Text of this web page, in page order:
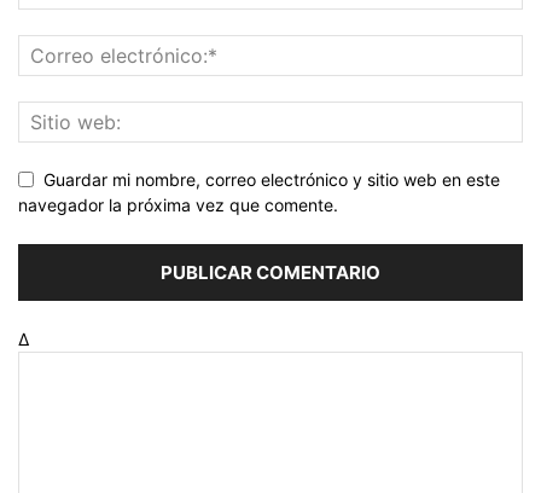
Guardar mi nombre, correo electrónico y sitio web en este
navegador la próxima vez que comente.
Δ